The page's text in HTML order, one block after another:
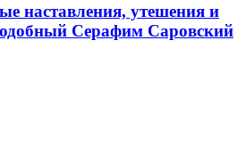
наставления, утешения и
Серафим Саровский